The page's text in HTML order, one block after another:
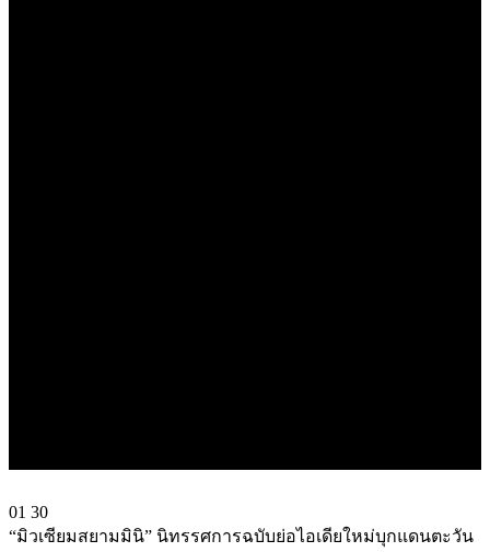
01 30
“มิวเซียมสยามมินิ” นิทรรศการฉบับย่อไอเดียใหม่บุกแดนตะวัน